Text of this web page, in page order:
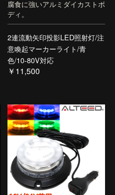
腐食に強いアルミダイカストボ
ディ。
2連流動矢印投影LED照射灯/注
意喚起マーカーライト/青
色/10-80V対応
￥11,500